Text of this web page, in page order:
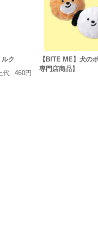
ク
代
460円
【BITE ME】犬の
専門店商品】